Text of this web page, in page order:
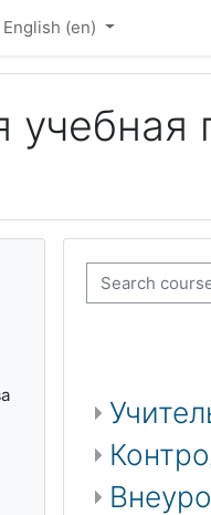
English ‎(en)‎
учебная
Search courses